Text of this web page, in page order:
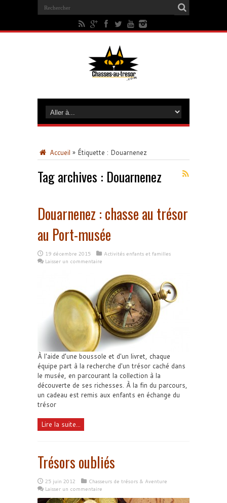
Accueil » Étiquette : Douarnenez
Tag archives : Douarnenez
Douarnenez : chasse au trésor
au Port-musée
19 décembre 2015
Activités enfants et familles
Laisser un commentaire
À l'aide d’une boussole et d'un livret, chaque
équipe part à la recherche d'un trésor caché dans
le musée, en parcourant la collection à la
découverte de ses richesses. À la fin du parcours,
un cadeau est remis aux enfants en échange du
trésor
Lire la suite...
Trésors oubliés
25 juin 2012
Chasseurs de trésors & Aventure
Laisser un commentaire